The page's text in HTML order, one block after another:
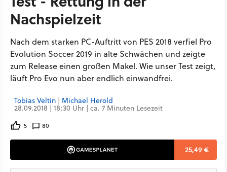
Nachspielzeit
Nach dem starken PC-Auftritt von PES 2018 verfiel Pro
Evolution Soccer 2019 in alte Schwächen und zeigte
zum Release einen großen Makel. Wie unser Test zeigt,
läuft Pro Evo nun aber endlich einwandfrei.
Tobias Veltin | Michael Herold
28.09.2018 | 18:30 Uhr | ca. 7 Minuten Lesezeit
5 80
25,49 €